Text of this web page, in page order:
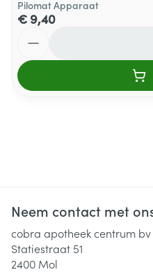
Pilomat Apparaat
€ 9,40
Neem contact met
cobra apotheek centrum bv
Statiestraat 51
2400 Mol